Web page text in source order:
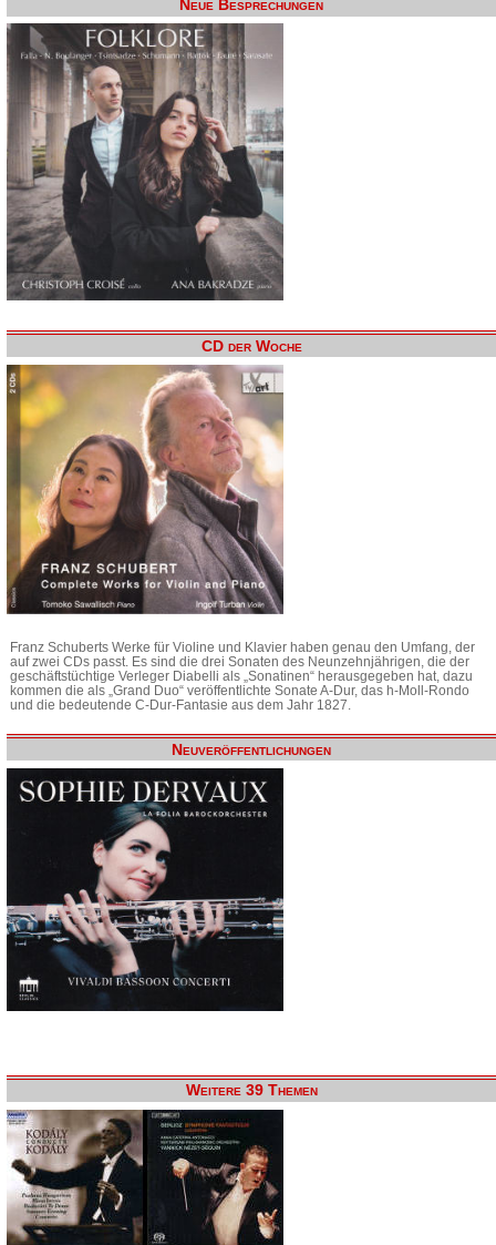
Neue Besprechungen
CD der Woche
Franz Schuberts Werke für Violine und Klavier haben genau den Umfang, der
auf zwei CDs passt. Es sind die drei Sonaten des Neunzehnjährigen, die der
geschäftstüchtige Verleger Diabelli als „Sonatinen“ herausgegeben hat, dazu
kommen die als „Grand Duo“ veröffentlichte Sonate A-Dur, das h-Moll-Rondo
und die bedeutende C-Dur-Fantasie aus dem Jahr 1827.
Neuveröffentlichungen
Weitere 39 Themen